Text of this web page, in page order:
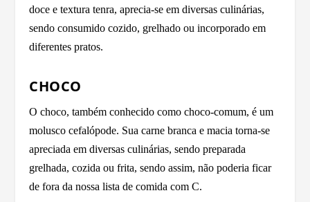
doce e textura tenra, aprecia-se em diversas culinárias,
sendo consumido cozido, grelhado ou incorporado em
diferentes pratos.
CHOCO
O choco, também conhecido como choco-comum, é um
molusco cefalópode. Sua carne branca e macia torna-se
apreciada em diversas culinárias, sendo preparada
grelhada, cozida ou frita, sendo assim, não poderia ficar
de fora da nossa lista de comida com C.